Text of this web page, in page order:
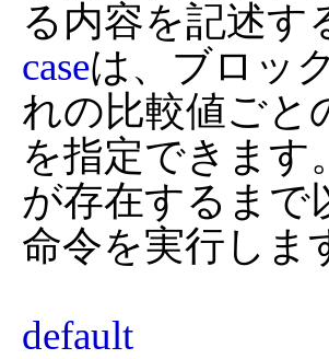
caseは、ブロッ
れの比較値ごと
を指定できます。
が存在するまで
命令を実行しま
default